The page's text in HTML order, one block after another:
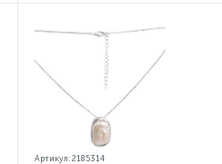
Артикул: 2185314